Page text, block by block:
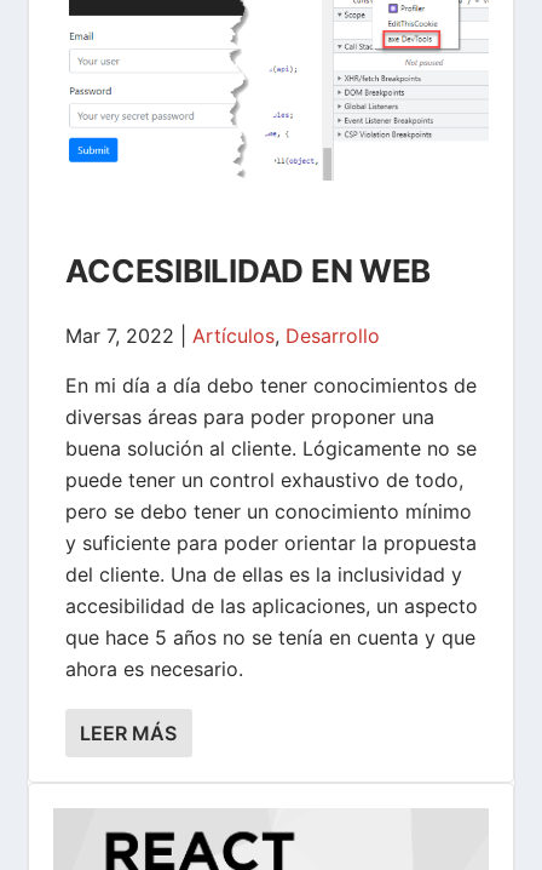
ACCESIBILIDAD EN WEB
Mar 7, 2022 Artículos, Desarrollo
En mi día a día debo tener conocimientos de
diversas áreas para poder proponer una
buena solución al cliente. Lógicamente no se
puede tener un control exhaustivo de todo,
pero se debo tener un conocimiento mínimo
y suficiente para poder orientar la propuesta
del cliente. Una de ellas es la inclusividad y
accesibilidad de las aplicaciones, un aspecto
que hace 5 años no se tenía en cuenta y que
ahora es necesario.
LEER MÁS